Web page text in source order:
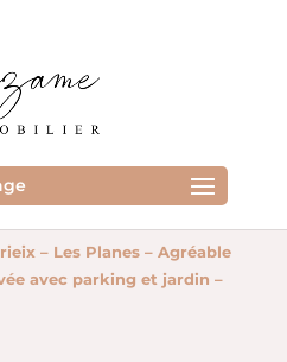
– Les Planes – Agréable
avec parking et jardin –